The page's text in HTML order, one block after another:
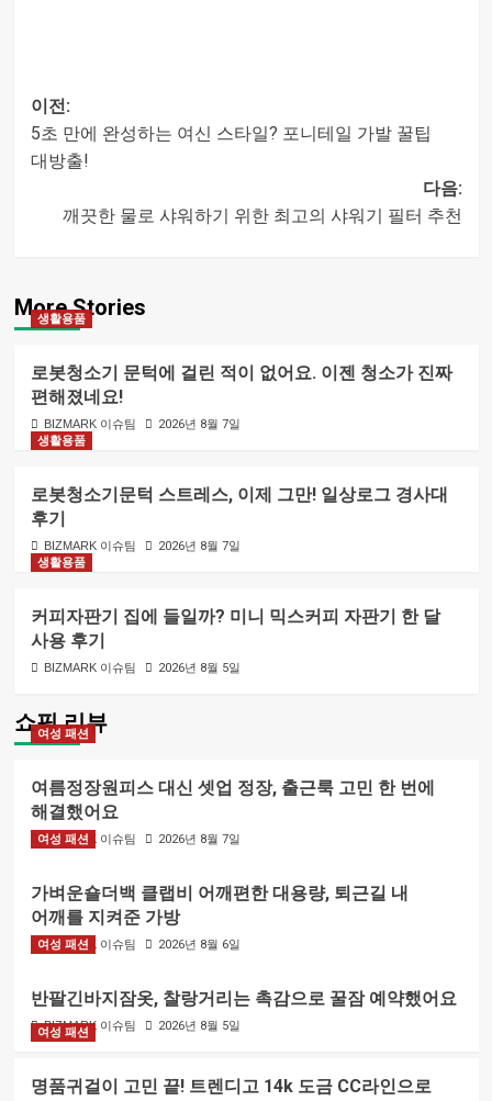
글
내비게이션
이전:
5초 만에 완성하는 여신 스타일? 포니테일 가발 꿀팁
대방출!
다음:
깨끗한 물로 샤워하기 위한 최고의 샤워기 필터 추천
More Stories
생활용품
로봇청소기 문턱에 걸린 적이 없어요. 이젠 청소가 진짜
편해졌네요!
BIZMARK 이슈팀
2026년 8월 7일
생활용품
로봇청소기문턱 스트레스, 이제 그만! 일상로그 경사대
후기
BIZMARK 이슈팀
2026년 8월 7일
생활용품
커피자판기 집에 들일까? 미니 믹스커피 자판기 한 달
사용 후기
BIZMARK 이슈팀 2026년 8월 5일
쇼핑 리뷰
여성 패션
여름정장원피스 대신 셋업 정장, 출근룩 고민 한 번에
해결했어요
BIZMARK 이슈팀 2026년 8월 7일
여성 패션
가벼운숄더백 클랩비 어깨편한 대용량, 퇴근길 내
어깨를 지켜준 가방
BIZMARK 이슈팀 2026년 8월 6일
여성 패션
반팔긴바지잠옷, 찰랑거리는 촉감으로 꿀잠 예약했어요
BIZMARK 이슈팀 2026년 8월 5일
여성 패션
명품귀걸이 고민 끝! 트렌디고 14k 도금 CC라인으로